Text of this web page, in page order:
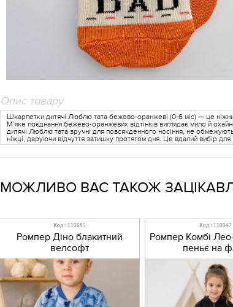
Опис товару
Шкарпетки дитячі Люблю тата бежево-оранжеві (0-6 міс) — це
М’яке поєднання бежево-оранжевих відтінків виглядає мило й
дитячі Люблю тата зручні для повсякденного носіння, не
ніжці, даруючи відчуття затишку протягом дня. Це вдалий вибір
МОЖЛИВО ВАС ТАКОЖ
Код : 110685
Ромпер Діно блакитний
велсофт
Код : 110647
Ромпер Комбі
пеньє на